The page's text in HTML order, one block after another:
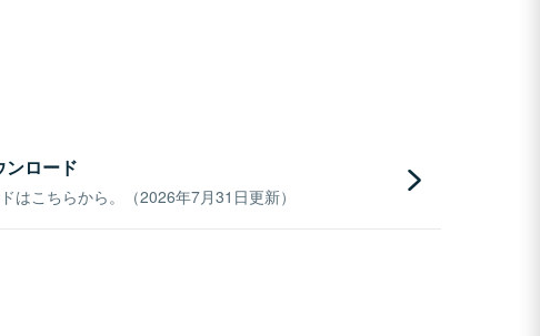
ンロード
はこちらから。（2026年7月31日更新）